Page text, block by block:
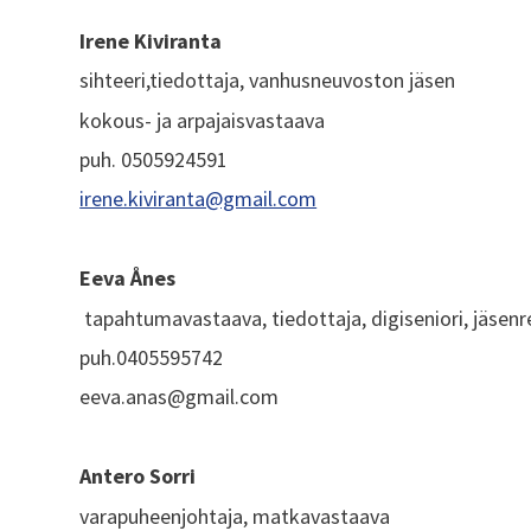
Irene Kiviranta
sihteeri,tiedottaja, vanhusneuvoston jäsen
kokous- ja arpajaisvastaava
puh. 0505924591
irene.kiviranta@gmail.com
Eeva Ånes
tapahtumavastaava, tiedottaja, digiseniori,
puh.0405595742
eeva.anas@gmail.com
Antero Sorri
varapuheenjohtaja, matkavastaava